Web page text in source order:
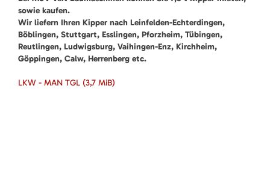
sowie kaufen.
Wir liefern Ihren Kipper nach Leinfelden-Echterdingen,
Böblingen, Stuttgart, Esslingen, Pforzheim, Tübingen,
Reutlingen, Ludwigsburg, Vaihingen-Enz, Kirchheim,
Göppingen, Calw, Herrenberg etc.
LKW - MAN TGL (3,7 MiB)